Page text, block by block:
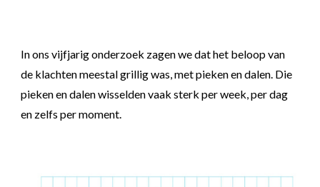
In ons vijfjarig onderzoek zagen we dathet beloop van
de klachten meestal grillig was, met pieken en dalen. Die
pieken en dalenwisselden vaak sterk per week, per dag
en zelfs permoment.